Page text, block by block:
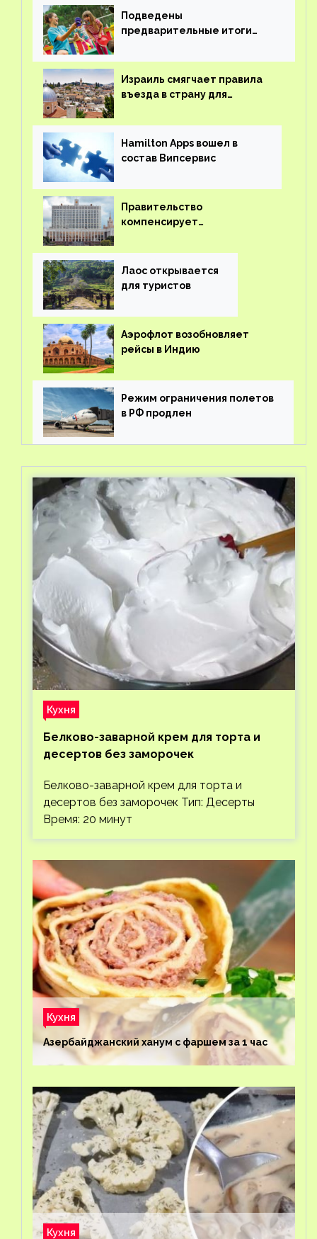
Подведены
предварительные итоги
Израиль смягчает правила
въезда в страну для
Hamilton Apps вошел в
состав Випсервис
Правительство
компенсирует
вывоз россиян из-за рубежа
Лаос открывается
для туристов
Аэрофлот возобновляет
рейсы в Индию
Режим ограничения полетов
в РФ продлен
Кухня
Белково-заварной крем для торта и
десертов без заморочек
Белково-заварной крем для торта и
десертов без заморочек Тип: Десерты
Время: 20 минут
Кухня
Азербайджанский ханум с фаршем за 1 час
Кухня